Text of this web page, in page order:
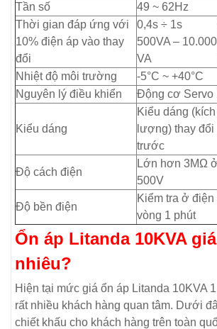
Tần số
49 ~ 62Hz
Thời gian đáp ứng với
10% điện áp vào thay
đổi
0,4s ÷ 1s
500VA – 10.000
VA
Nhiệt độ môi trường
-5°C ~ +40°C
Nguyên lý điều khiển
Động cơ Servo
Kiểu dáng
Kiểu dáng
lượng) thay
trước
Độ cách điện
Lớn hơn 3MΩ
500V
Độ bền điện
Kiểm tra ở
vòng 1 phút
Ổn áp Litanda 10KVA
nhiêu?
Hiện tại mức giá ổn áp Litanda 10KVA
rất nhiều khách hàng quan tâm. Dưới
chiết khấu cho khách hàng trên toàn